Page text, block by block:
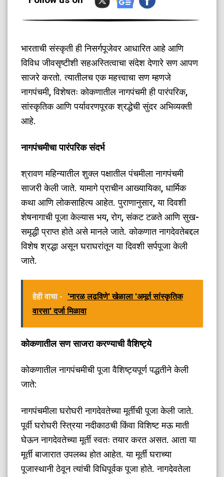
भारताची संस्कृती ही निसर्गपूजेवर आधारित आहे आणि
विविध जीवसृष्टीशी सहअस्तित्वाचा संदेश देणारे सण आपण
साजरे करतो. त्यातीलच एक महत्त्वाचा सण म्हणजे
नागपंचमी, विशेषतः कोकणातील नागपंचमी ही पारंपरिक,
सांस्कृतिक आणि पर्यावरणपूरक श्रद्धेची सुंदर अभिव्यक्ती
आहे.
नागपंचमीचा पारंपरिक संदर्भ
श्रावण महिन्यातील शुक्ल पक्षातील पंचमीला नागपंचमी
साजरी केली जाते. यामागे प्राचीन आख्यायिका, धार्मिक
कथा आणि लोकसाहित्य आहेत. पुराणानुसार, या दिवशी
शेषनागाची पूजा केल्यास भय, रोग, संकट टळते आणि सुख-
समृद्धी प्राप्त होते असे मानले जाते. कोकणात नागदेवतेबद्दल
विशेष श्रद्धा असून घराघरांतून या दिवशी सर्पपूजा केली
जाते.
हेही वाचा -
'नारळ लढविणे' खेळाला 'अमूर्त सांस्कृतिक
वारसा' दर्जा मिळावा
कोकणातील सण साजरा करण्याची वैशिष्ट्ये
कोकणातील नागपंचमीची पूजा वैशिष्ट्यपूर्ण पद्धतीने केली
जाते:
नागपंचमीला घरोघरी नागदेवतेच्या मूर्तीची पूजा केली जाते.
पूर्वी घरोघरी स्त्रिया नदीकाठची किंवा विशिष्ट मऊ माती
घेऊन नागदेवतेच्या मूर्ती स्वतः तयार करत असत. आता या
मूर्ती बाजारात उपलब्ध होत आहेत. या मूर्ती घराच्या
पूजास्थानी ठेवून त्यांची विधिपूर्वक पूजा होते. नागदेवतेला